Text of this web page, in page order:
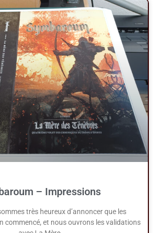
– Impressions
très heureux d’annoncer que les
commencé, et nous ouvrons les validations